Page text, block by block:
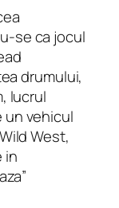
se ca jocul
drumului,
lucrul
un vehicul
West,
in